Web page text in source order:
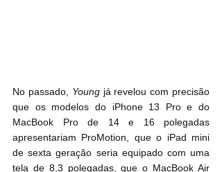
No passado, Young já revelou com precisão
que os modelos do iPhone 13 Pro e do
MacBook Pro de 14 e 16 polegadas
apresentariam ProMotion, que o iPad mini
de sexta geração seria equipado com uma
tela de 8,3 polegadas, que o MacBook Air